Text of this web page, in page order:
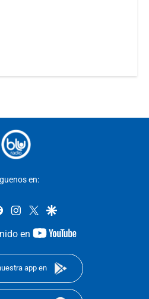
en:
facebookinstagram
twittergoogle
en
youtube-
app en